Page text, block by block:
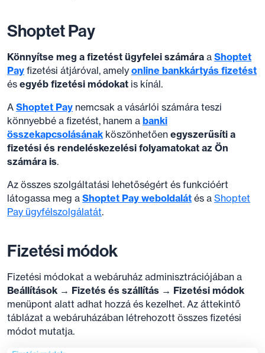
Shoptet Pay
Könnyítse meg a fizetést ügyfelei számára a Shoptet
Pay fizetési átjáróval, amely online bankkártyás fizetést
és egyéb fizetési módokat is kínál.
A Shoptet Pay nemcsak a vásárlói számára teszi
könnyebbé a fizetést, hanem a banki
összekapcsolásának köszönhetően egyszerűsíti a
fizetési és rendeléskezelési folyamatokat az Ön
számára is.
Az összes szolgáltatási lehetőségért és funkcióért
látogassa meg a Shoptet Pay weboldalát és a Shoptet
Pay ügyfélszolgálatát.
Fizetési módok
Fizetési módokat a webáruház adminisztrációjában a
Beállítások → Fizetés és szállítás → Fizetési módok
menüpont alatt adhat hozzá és kezelhet. Az áttekintő
táblázat a webáruházában létrehozott összes fizetési
módot mutatja.